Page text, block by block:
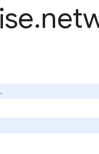
.
.